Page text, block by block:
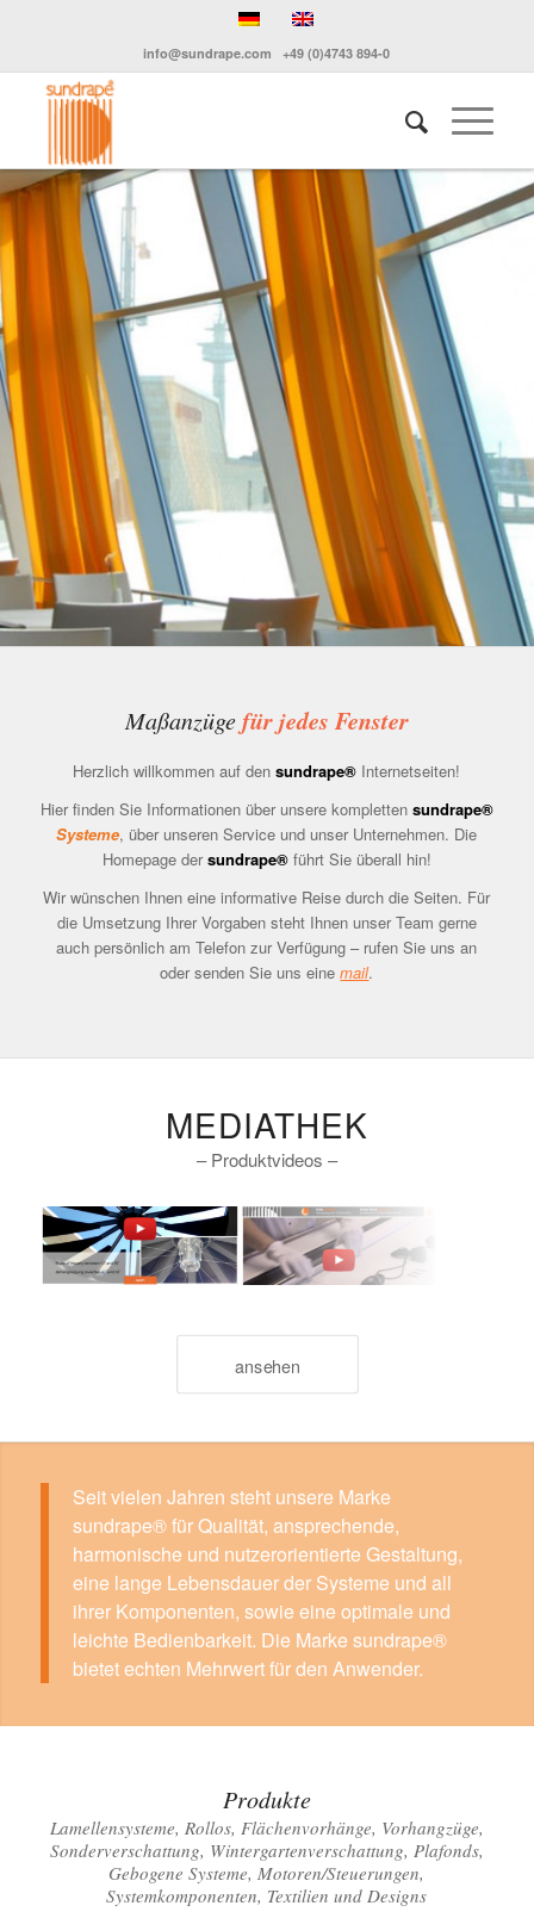
info@sundrape.com +49 (0)4743 894-0
Maßanzügefür jedes Fenster
Herzlich willkommen auf densundrape® Internetseiten!
Hier finden Sie Informationen über unsere kompletten sundrape®
Systeme, über unseren Service und unser Unternehmen. Die
Homepage dersundrape®führt Sie überall hin!
Wir wünschen Ihnen eine informative Reise durch die Seiten. Für
die Umsetzung Ihrer Vorgaben steht Ihnen unser Team gerne
auch persönlich am Telefon zur Verfügung – rufen Sie uns an
oder senden Sie uns einemail.
MEDIATHEK
– Produktvideos –
ansehen
Seit vielen Jahren steht unsere Marke
sundrape® für Qualität, ansprechende,
harmonische und nutzerorientierte Gestaltung,
eine lange Lebensdauer der Systeme und all
ihrer Komponenten, sowie eine optimale und
leichte Bedienbarkeit. Die Marke sundrape®
bietet echten Mehrwert für den Anwender.
Produkte
Lamellensysteme, Rollos, Flächenvorhänge, Vorhangzüge,
Sonderverschattung, Wintergartenverschattung, Plafonds,
Gebogene Systeme, Motoren/Steuerungen,
Systemkomponenten, Textilien und Designs